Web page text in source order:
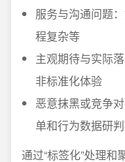
服务与沟通问题
程复杂等
主观期待与实际
非标准化体验
恶意抹黑或竞争
单和行为数据研判
通过“标签化”处理